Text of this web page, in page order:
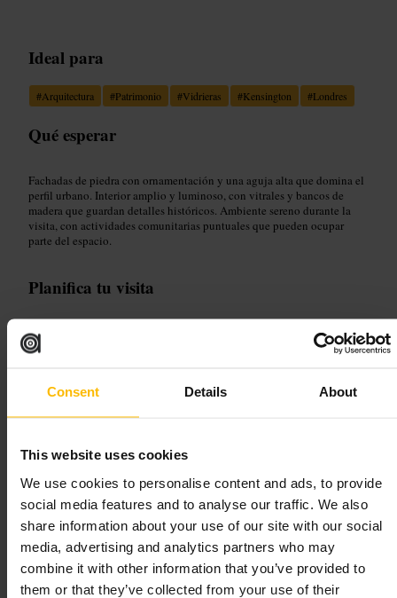
Consent Details About
This website uses cookies
We use cookies to personalise content and ads, to provide
social media features and to analyse our traffic. We also
share information about your use of our site with our social
media, advertising and analytics partners who may
combine it with other information that you’ve provided to
them or that they’ve collected from your use of their
Ideal para
#Arquitectura #Patrimonio #Vidrieras #Kensington #Londres
Qué esperar
Fachadas de piedra con ornamentación y una aguja alta que domina el
perfil urbano. Interior amplio y luminoso, con vitrales y bancos de
madera que guardan detalles históricos. Ambiente sereno durante la
visita, con actividades comunitarias puntuales que pueden ocupar
parte del espacio.
Planifica tu visita
Inclúyelo en un paseo por Kensington: combina la visita con jardines
y tiendas cercanas. Lleva calzado cómodo para subir y bajar escalones
vitrales.
http://www.smaw8.org/
Japan House London
Artes y entretenimiento Galería de arte
4,6
4,4